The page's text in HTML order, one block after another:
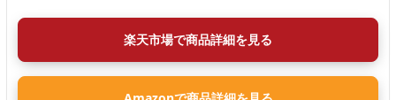
楽天市場で商品詳細を見る